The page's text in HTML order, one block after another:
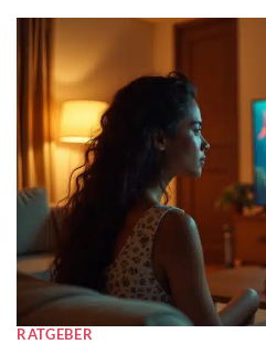
RATGEBER